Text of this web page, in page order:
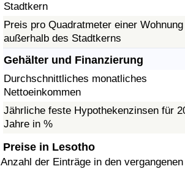
Stadtkern
Preis pro Quadratmeter einer Wohnung
außerhalb des Stadtkerns
Gehälter und Finanzierung
Durchschnittliches monatliches
Nettoeinkommen
Jährliche feste Hypothekenzinsen für
Jahre in %
Preise in Lesotho
Anzahl der Einträge in den